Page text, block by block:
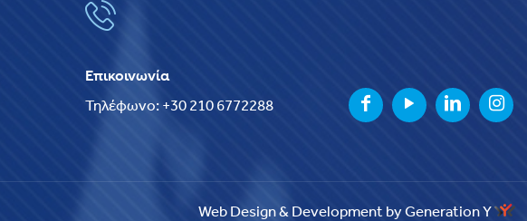
Επικοινωνία
Τηλέφωνο: +30 210 6772288
Web Design & Development by Generation Y